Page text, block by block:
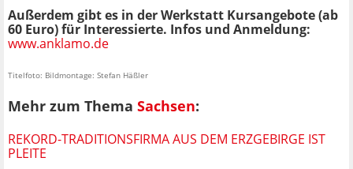
Außerdem gibt es in der Werkstatt Kursangebote (ab
60 Euro) für Interessierte. Infos und Anmeldung:
www.anklamo.de
Titelfoto: Bildmontage: Stefan Häßler
Mehr zum Thema Sachsen:
REKORD-TRADITIONSFIRMA AUS DEM ERZGEBIRGE IST
PLEITE